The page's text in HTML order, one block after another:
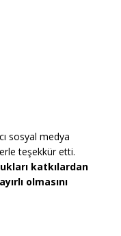
sosyal medya
teşekkür etti.
katkılardan
olmasını